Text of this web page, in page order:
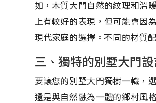
如，木質大門自然的紋理和溫
上有較好的表現，但可能會因
現代家庭的選擇。不同的材質
三、獨特的別墅大門
要讓您的別墅大門獨樹一幟，
還是與自然融為一體的鄉村風